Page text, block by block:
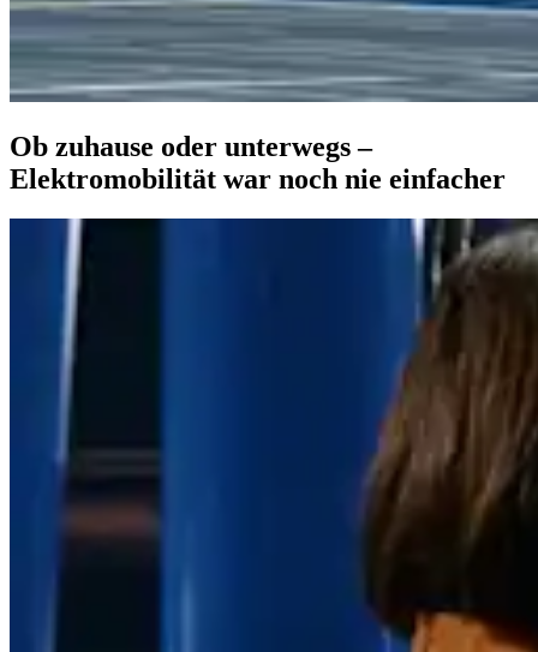
Ob zuhause oder unterwegs –
Elektromobilität war noch nie einfacher